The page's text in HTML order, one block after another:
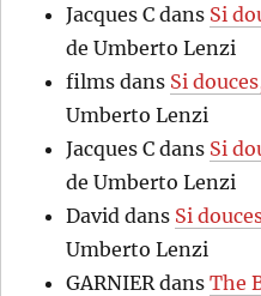
Jacques C dans Si
de Umberto Lenzi
films dans Si
Umberto Lenzi
Jacques C dans Si
de Umberto Lenzi
David dans Si
Umberto Lenzi
GARNIER dansThe